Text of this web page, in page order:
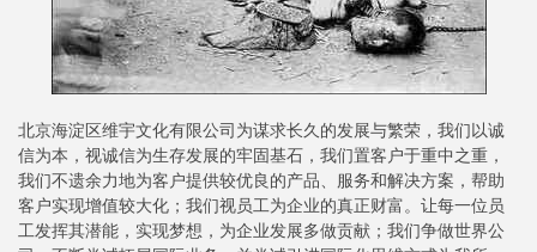
北京海淀区维宇文化有限公司为谋求长久的发展与繁荣，我们以诚
信为本，视诚信为生存发展的牢固基石，我们置客户于重中之重，
我们不遗余力地为客户提供较优良的产品、服务和解决方案，帮助
客户实现增值较大化；我们视员工为企业的真正财富。让每一位员
工发挥其潜能，实现梦想，为企业发展多做贡献；我们争做世界公